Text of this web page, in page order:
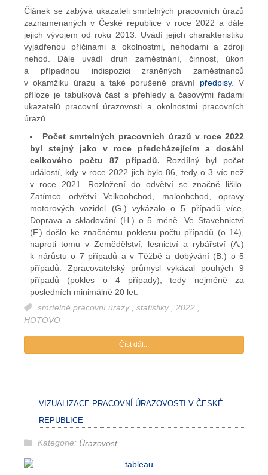
Článek se zabývá ukazateli smrtelných pracovních úrazů
zaznamenaných v České republice v roce 2022 a dále
jejich vývojem od roku 2013. Uvádí jejich charakteristiku
vyjádřenou příčinami a okolnostmi, nehodami a zdroji
nehod. Dále uvádí druh zaměstnání, činnost, úkon
a případnou indispozici zraněných zaměstnanců
v okamžiku úrazu a také porušené právní předpisy. V
příloze je tabulková část s přehledy a časovými řadami
ukazatelů pracovní úrazovosti a okolnostmi pracovních
úrazů.
Počet smrtelných pracovních úrazů v roce 2022
byl stejný jako v roce předcházejícím a dosáhl
celkového počtu 87 případů. Rozdílný byl počet
událostí, kdy v roce 2022 jich bylo 86, tedy o 3 víc než
v roce 2021. Rozložení do odvětví se značně lišilo.
Zatímco odvětví Velkoobchod, maloobchod, opravy
motorových vozidel (G.) vykázalo o 5 případů více,
Doprava a skladování (H.) o 5 méně. Ve Stavebnictví
(F.) došlo ke značnému poklesu počtu případů (o 14),
naproti tomu v Zemědělství, lesnictví a rybářství (A.)
k nárůstu o 7 případů a v Těžbě a dobývání (B.) o 5
případů. Zpracovatelský průmysl vykázal pouhých 9
případů (pokles o 4 případy), tedy nejméně za
posledních minimálně 20 let.
smrtelné pracovní úrazy , statistiky , 2022 ,
HOTOVO
Číst dál...
VIZUALIZACE PRACOVNÍ ÚRAZOVOSTI V ČESKÉ
REPUBLICE
Kategorie: Úrazovost